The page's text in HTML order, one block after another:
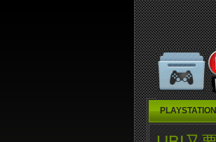
PLAYSTATION